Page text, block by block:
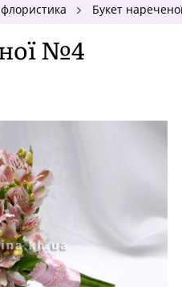
Букет
№4